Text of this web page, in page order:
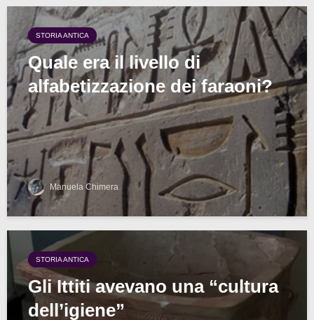
STORIA ANTICA
Quale era il livello di
alfabetizzazione dei faraoni?
Manuela Chimera
STORIA ANTICA
Gli Ittiti avevano una “cultura
dell’igiene”